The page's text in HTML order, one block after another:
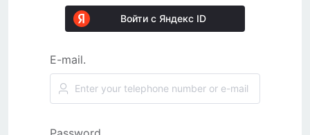
Войти с Яндекс ID
E-mail.